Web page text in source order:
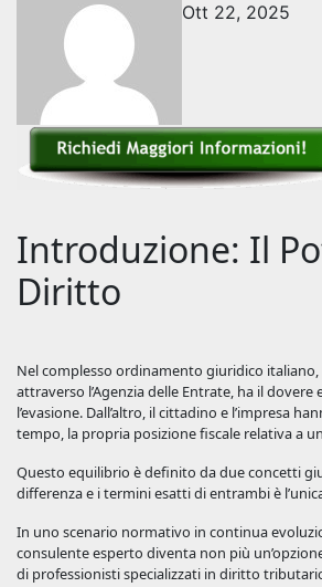
Ott 22, 2025
Introduzione: Il
Diritto
Nel complesso ordinamento giuridico
attraverso l’Agenzia delle Entrate, ha il
l’evasione. Dall’altro, il cittadino e l’impresa
tempo, la propria posizione fiscale relativa a
Questo equilibrio è definito da due concetti
differenza e i termini esatti di entrambi è
In uno scenario normativo in continua
consulente esperto diventa non più
di professionisti specializzati in diritto